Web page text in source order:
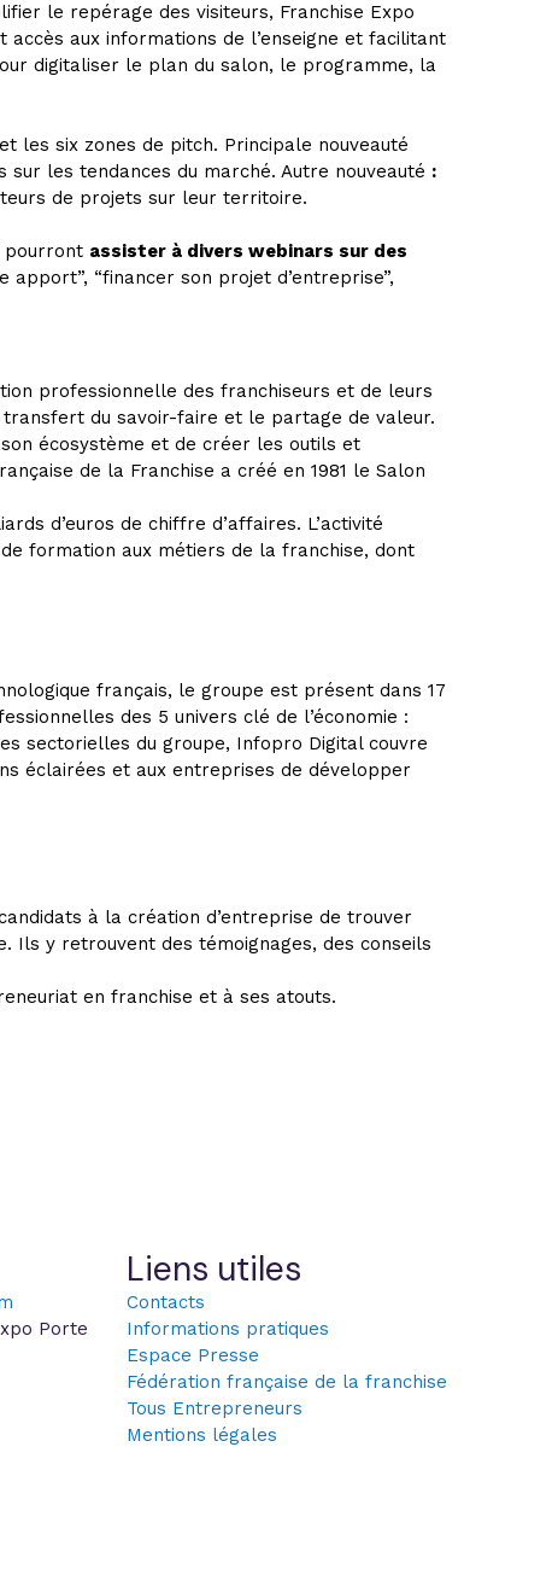
le repérage des visiteurs, Franchise Expo
aux informations de l’enseigne et facilitant
digitaliser le plan du salon, le programme, la
les six zones de pitch. Principale nouveauté
sur les tendances du marché. Autre nouveauté :
de projets sur leur territoire.
pourront assister à divers webinars sur des
“financer son projet d’entreprise”,
professionnelle des franchiseurs et de leurs
du savoir-faire et le partage de valeur.
écosystème et de créer les outils et
de la Franchise a créé en 1981 le Salon
d’euros de chiffre d’affaires. L’activité
formation aux métiers de la franchise, dont
français, le groupe est présent dans 17
des 5 univers clé de l’économie :
sectorielles du groupe, Infopro Digital couvre
éclairées et aux entreprises de développer
à la création d’entreprise de trouver
Ils y retrouvent des témoignages, des conseils
en franchise et à ses atouts.
Porte
Liens utiles
Contacts
Informations pratiques
Espace Presse
Fédération française de la franchise
Tous Entrepreneurs
Mentions légales